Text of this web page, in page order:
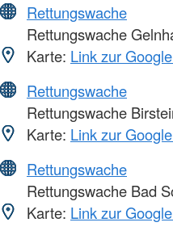
Rettungswache
Rettungswache
Karte: Link zur
Rettungswache
Rettungswache
Karte: Link zur
Rettungswache
Rettungswache Bad
Karte: Link zur